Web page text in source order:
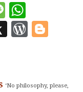
Message
Push
‘No philosophy, please,